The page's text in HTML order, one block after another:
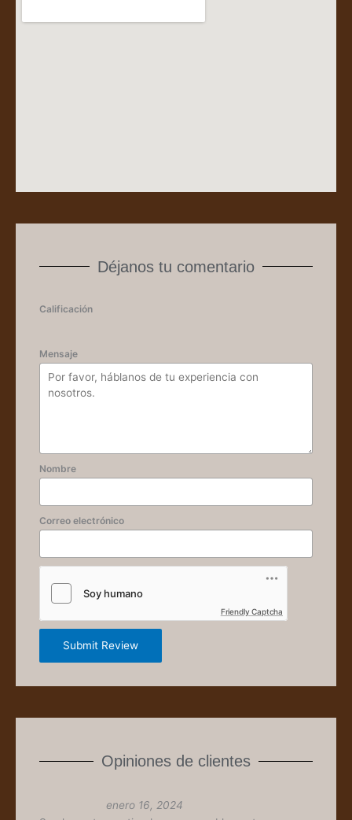
Déjanos tu comentario
Calificación
Mensaje
Nombre
Correo electrónico
Friendly Captcha
Submit Review
Opiniones de clientes
enero 16, 2024